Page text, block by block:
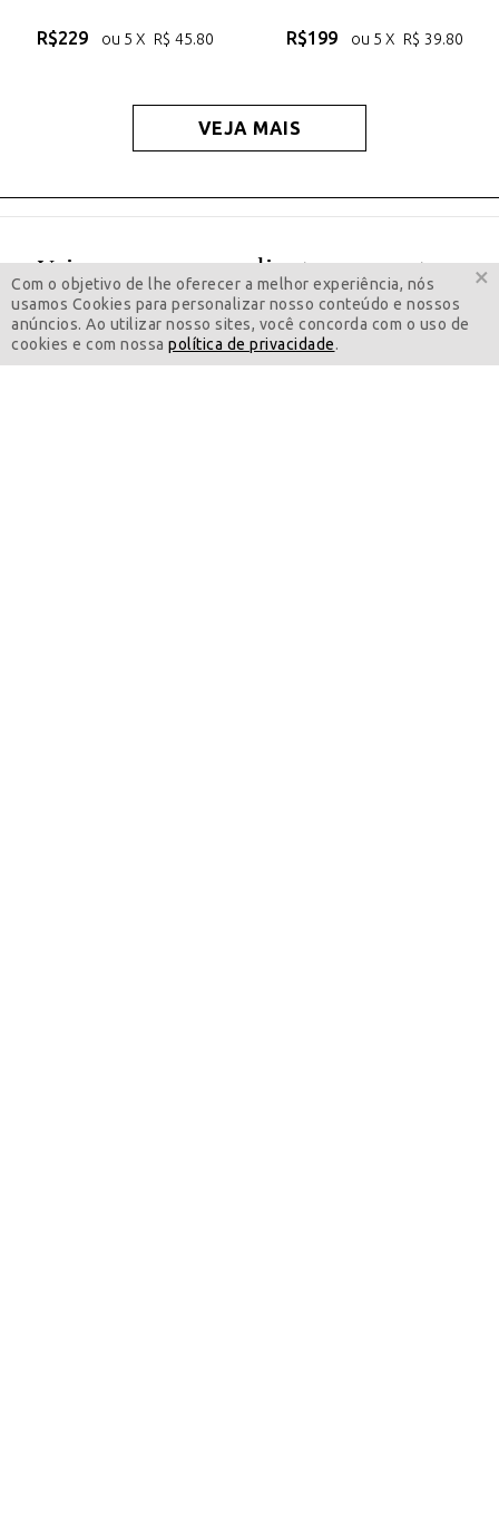
R$229 ou 5 X R$ 45.80 R$199 ou 5 X R$ 39.80
VEJA MAIS
Veja o que nossos clientes comentam
"Realmente muito satisfeita. Literalmente uma
joia."
Com o objetivo de lhe oferecer a melhor experiência, nós
usamos Cookies para personalizar nosso conteúdo e nossos
anúncios. Ao utilizar nosso sites, você concorda com o uso de
cookies e com nossa política de privacidade.
×